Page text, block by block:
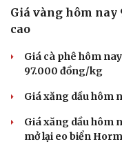
Dinh dưỡng - món ngon
Cây thuốc
Nhi khoa
Nam khoa
Làm đẹp - giảm cân
Ăn sạch sống khỏe